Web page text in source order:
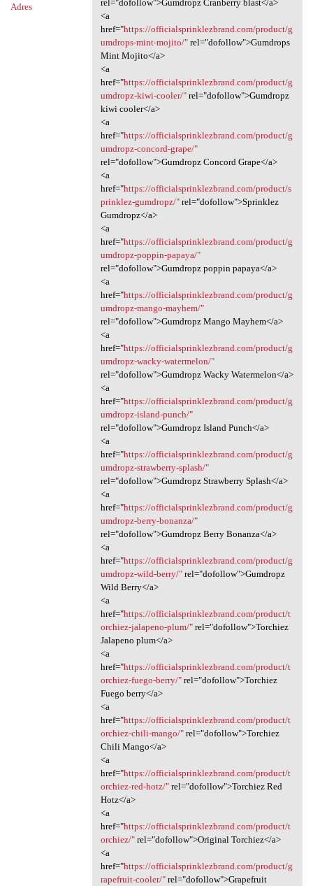
Adres
rel="dofollow">Gumdropz Cranberry blast</a>
<a
href="https://officialsprinklezbrand.com/product/g
umdrops-mint-mojito/"rel="dofollow">Gumdrops
Mint Mojito</a>
<a
href="https://officialsprinklezbrand.com/product/g
umdropz-kiwi-cooler/"rel="dofollow">Gumdropz
kiwi cooler</a>
<a
href="https://officialsprinklezbrand.com/product/g
umdropz-concord-grape/"
rel="dofollow">Gumdropz Concord Grape</a>
<a
href="https://officialsprinklezbrand.com/product/s
prinklez-gumdropz/"rel="dofollow">Sprinklez
Gumdropz</a>
<a
href="https://officialsprinklezbrand.com/product/g
umdropz-poppin-papaya/"
rel="dofollow">Gumdropz poppin papaya</a>
<a
href="https://officialsprinklezbrand.com/product/g
umdropz-mango-mayhem/"
rel="dofollow">Gumdropz Mango Mayhem</a>
<a
href="https://officialsprinklezbrand.com/product/g
umdropz-wacky-watermelon/"
rel="dofollow">Gumdropz Wacky Watermelon</a>
<a
href="https://officialsprinklezbrand.com/product/g
umdropz-island-punch/"
rel="dofollow">Gumdropz Island Punch</a>
<a
href="https://officialsprinklezbrand.com/product/g
umdropz-strawberry-splash/"
rel="dofollow">Gumdropz Strawberry Splash</a>
<a
href="https://officialsprinklezbrand.com/product/g
umdropz-berry-bonanza/"
rel="dofollow">Gumdropz Berry Bonanza</a>
<a
href="https://officialsprinklezbrand.com/product/g
umdropz-wild-berry/"rel="dofollow">Gumdropz
Wild Berry</a>
<a
href="https://officialsprinklezbrand.com/product/t
orchiez-jalapeno-plum/"rel="dofollow">Torchiez
Jalapeno plum</a>
<a
href="https://officialsprinklezbrand.com/product/t
orchiez-fuego-berry/"rel="dofollow">Torchiez
Fuego berry</a>
<a
href="https://officialsprinklezbrand.com/product/t
orchiez-chili-mango/"rel="dofollow">Torchiez
Chili Mango</a>
<a
href="https://officialsprinklezbrand.com/product/t
orchiez-red-hotz/"rel="dofollow">Torchiez Red
Hotz</a>
<a
href="https://officialsprinklezbrand.com/product/t
orchiez/"rel="dofollow">Original Torchiez</a>
<a
href="https://officialsprinklezbrand.com/product/g
rapefruit-cooler/"rel="dofollow">Grapefruit